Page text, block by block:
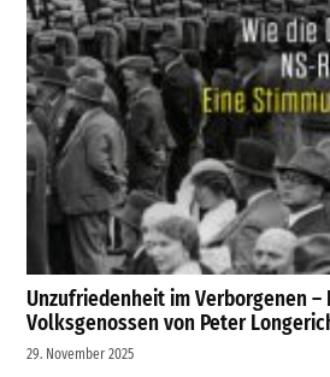
Unzufriedenheit im Verborgenen –
Volksgenossen von Peter
29. November 2025